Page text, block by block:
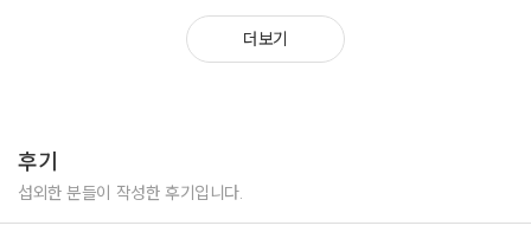
김해 가야문화축제 오프닝 공연
화성 효 마라톤 오프닝 공연
경남 의령 홍의장군 축제
천호동 로데오거리 공연
더보기
후기
섭외한 분들이 작성한 후기입니다.